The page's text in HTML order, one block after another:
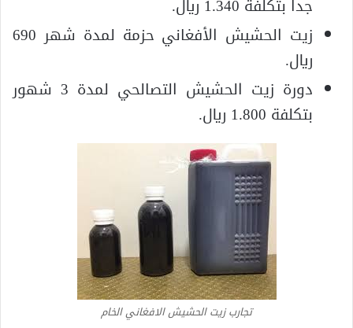
جدا بتكلفة 1.340 ريال.
زيت الحشيش الأفغاني حزمة لمدة شهر 690
ريال.
دورة زيت الحشيش التصالحي لمدة 3 شهور
بتكلفة 1.800 ريال.
تجارب زيت الحشيش الافغاني الخام